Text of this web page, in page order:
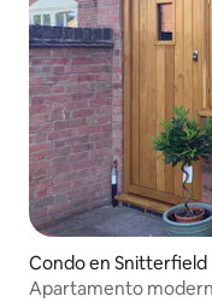
Condo en Snitterfield
Apartamento